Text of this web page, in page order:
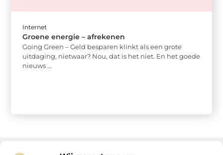
Internet
Groene energie – afrekenen
Going Green – Geld besparen klinkt als een grote
uitdaging, nietwaar? Nou, dat is het niet. En het goede
nieuws ...